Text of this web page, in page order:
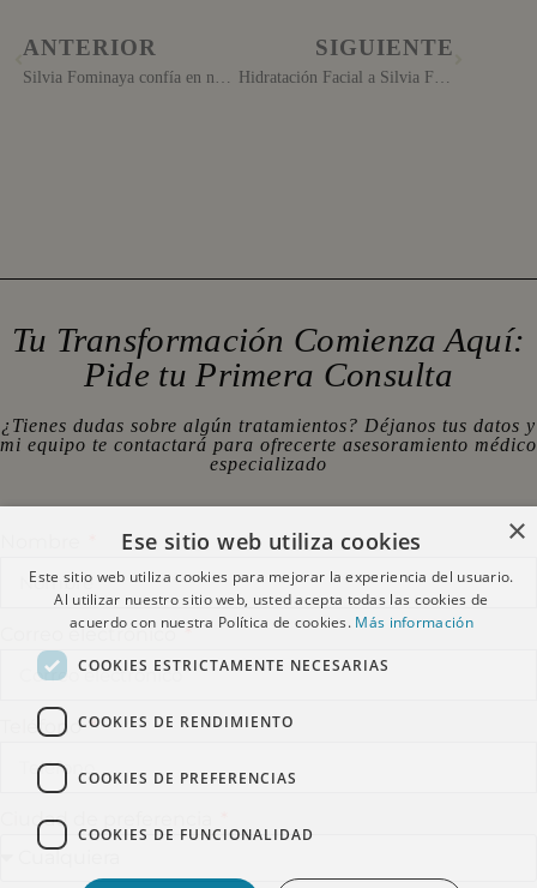
ANTERIOR SIGUIENTE
Tu Transformación Comienza Aquí:
Pide tu Primera Consulta
¿Tienes dudas sobre algún tratamientos? Déjanos tus datos y
mi equipo te contactará para ofrecerte asesoramiento médico
especializado
Correo electrónico
Teléfono
Ciudad de preferencia
×
Ese sitio web utiliza cookies
Este sitio web utiliza cookies para mejorar la experiencia del usuario.
Al utilizar nuestro sitio web, usted acepta todas las cookies de
acuerdo con nuestra Política de cookies. Más información
COOKIES ESTRICTAMENTE NECESARIAS
COOKIES DE RENDIMIENTO
COOKIES DE PREFERENCIAS
COOKIES DE FUNCIONALIDAD